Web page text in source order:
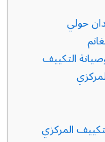
حولي
التكييف
المركزي